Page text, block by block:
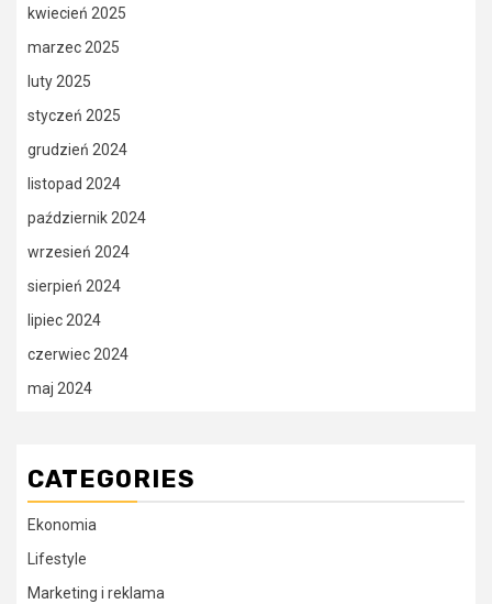
kwiecień 2025
marzec 2025
luty 2025
styczeń 2025
grudzień 2024
listopad 2024
październik 2024
wrzesień 2024
sierpień 2024
lipiec 2024
czerwiec 2024
maj 2024
CATEGORIES
Ekonomia
Lifestyle
Marketing i reklama